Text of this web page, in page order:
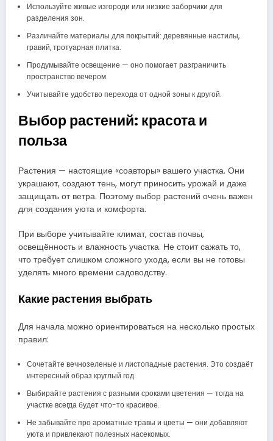
Используйте живые изгороди или низкие заборчики для
разделения зон.
Различайте материалы для покрытий: деревянные настилы,
гравий, тротуарная плитка.
Продумывайте освещение — оно помогает разграничить
пространство вечером.
Учитывайте удобство перехода от одной зоны к другой.
Выбор растений: красота и
польза
Растения — настоящие «соавторы» вашего участка. Они
украшают, создают тень, могут приносить урожай и даже
защищать от ветра. Поэтому выбор растений очень важен
для создания уюта и комфорта.
При выборе учитывайте климат, состав почвы,
освещённость и влажность участка. Не стоит сажать то,
что требует слишком сложного ухода, если вы не готовы
уделять много времени садоводству.
Какие растения выбрать
Для начала можно ориентироваться на несколько простых
правил:
Сочетайте вечнозеленые и листопадные растения. Это создаёт
интересный образ круглый год.
Выбирайте растения с разными сроками цветения — тогда на
участке всегда будет что-то красивое.
Не забывайте про ароматные травы и цветы — они добавляют
уюта и привлекают полезных насекомых.